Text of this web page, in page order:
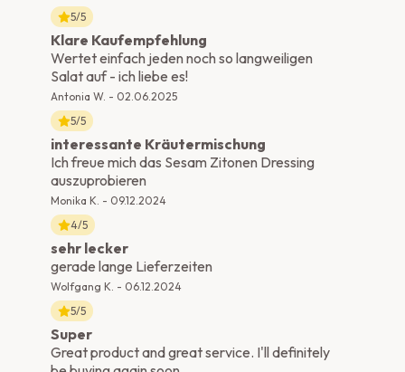
5/5
Klare Kaufempfehlung
Wertet einfach jeden noch so langweiligen
Salat auf - ich liebe es!
Antonia W. - 02.06.2025
5/5
interessante Kräutermischung
Ich freue mich das Sesam Zitonen Dressing
auszuprobieren
Monika K. - 09.12.2024
4/5
sehr lecker
gerade lange Lieferzeiten
Wolfgang K. - 06.12.2024
5/5
Super
Great product and great service. I'll definitely